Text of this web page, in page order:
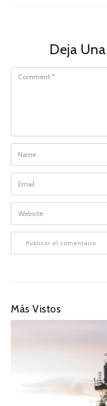
Deja
COMMENT
NAME
EMAIL
WEBSITE
Más Vistos